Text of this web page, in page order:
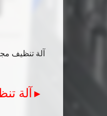
آلة تنظيف
► آلة